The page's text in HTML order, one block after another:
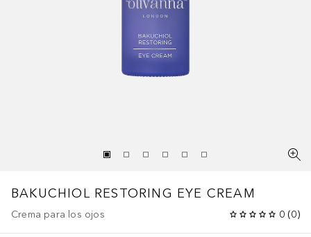
BAKUCHIOL RESTORING EYE CREAM
Crema para los ojos 0 (0)